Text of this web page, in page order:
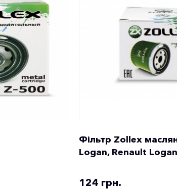
Фільтр Zollex
Logan, Renault
124 грн.